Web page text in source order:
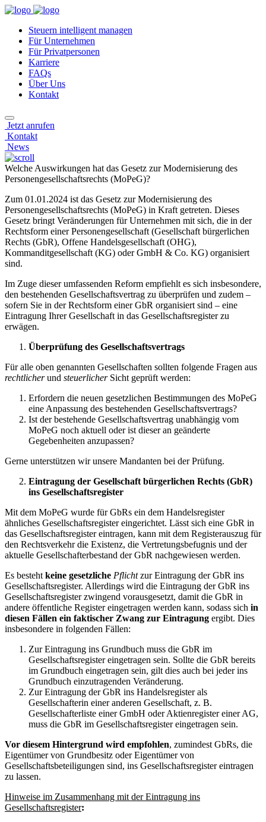
Steuern intelligent managen
Für Unternehmen
Für Privatpersonen
Karriere
FAQs
Über Uns
Kontakt
Jetzt anrufen
Kontakt
News
Welche Auswirkungen hat das Gesetz zur Modernisierung des
Personengesell­schaftsrechts (MoPeG)?
Zum 01.01.2024 ist das Gesetz zur Modernisierung des
Personengesellschaftsrechts (MoPeG) in Kraft getreten. Dieses
Gesetz bringt Veränderungen für Unternehmen mit sich, die in der
Rechtsform einer Personengesellschaft (Gesellschaft bürgerlichen
Rechts (GbR), Offene Handelsgesellschaft (OHG),
Kommanditgesellschaft (KG) oder GmbH & Co. KG) organisiert
sind.
Im Zuge dieser umfassenden Reform empfiehlt es sich insbesondere,
den bestehenden Gesellschaftsvertrag zu überprüfen und zudem –
sofern Sie in der Rechtsform einer GbR organisiert sind – eine
Eintragung Ihrer Gesellschaft in das Gesellschaftsregister zu
erwägen.
Überprüfung des Gesellschaftsvertrags
Für alle oben genannten Gesellschaften sollten folgende Fragen aus
rechtlicherund steuerlicher Sicht geprüft werden:
Erfordern die neuen gesetzlichen Bestimmungen des MoPeG
eine Anpassung des bestehenden Gesellschaftsvertrags?
Ist der bestehende Gesellschaftsvertrag unabhängig vom
MoPeG noch aktuell oder ist dieser an geänderte
Gegebenheiten anzupassen?
Gerne unterstützen wir unsere Mandanten bei der Prüfung.
Eintragung der Gesellschaft bürgerlichen Rechts (GbR)
ins Gesellschaftsregister
Mit dem MoPeG wurde für GbRs ein dem Handelsregister
ähnliches Gesellschaftsregister eingerichtet. Lässt sich eine GbR in
das Gesellschaftsregister eintragen, kann mit dem Registerauszug für
den Rechtsverkehr die Existenz, die Vertretungsbefugnis und der
aktuelle Gesellschafterbestand der GbR nachgewiesen werden.
Es besteht keine gesetzliche Pflichtzur Eintragung der GbR ins
Gesellschaftsregister. Allerdings wird die Eintragung der GbR ins
Gesellschaftsregister zwingend vorausgesetzt, damit die GbR in
andere öffentliche Register eingetragen werden kann, sodass sich in
diesen Fällen ein faktischer Zwang zur Eintragung ergibt. Dies
insbesondere in folgenden Fällen:
Zur Eintragung ins Grundbuch muss die GbR im
Gesellschaftsregister eingetragen sein. Sollte die GbR bereits
im Grundbuch eingetragen sein, gilt dies auch bei jeder ins
Grundbuch einzutragenden Veränderung.
Zur Eintragung der GbR ins Handelsregister als
Gesellschafterin einer anderen Gesellschaft, z. B.
Gesellschafterliste einer GmbH oder Aktienregister einer AG,
muss die GbR im Gesellschaftsregister eingetragen sein.
Vor diesem Hintergrund wird empfohlen, zumindest GbRs, die
Eigentümer von Grundbesitz oder Eigentümer von
Gesellschaftsbeteiligungen sind, ins Gesellschaftsregister eintragen
zu lassen.
Hinweise im Zusammenhang mit der Eintragung ins
Gesellschaftsregister: